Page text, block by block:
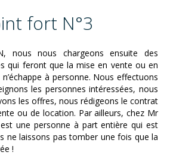
fort N°3
nous nous chargeons ensuite des
qui feront que la mise en vente ou en
à personne. Nous effectuons
les personnes intéressées, nous
les offres, nous rédigeons le contrat
ou de location. Par ailleurs, chez Mr
une personne à part entière qui est
ne laissons pas tomber une fois que la
!